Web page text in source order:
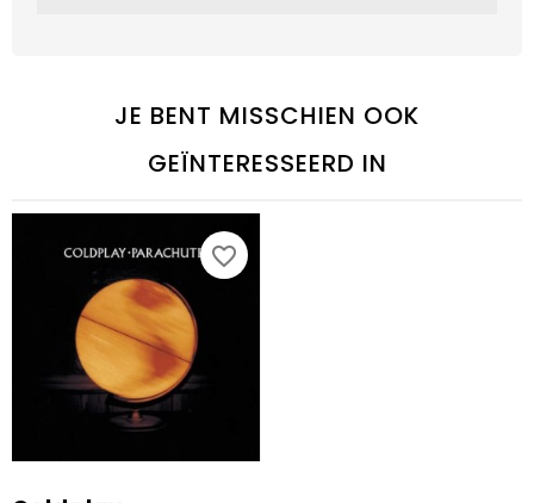
JE BENT MISSCHIEN OOK
GEÏNTERESSEERD IN
favorite_border